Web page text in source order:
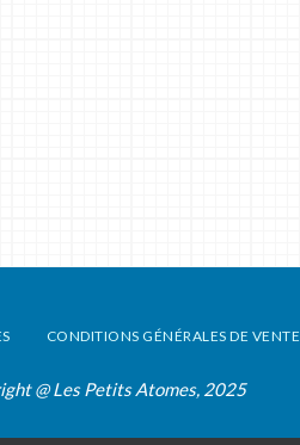
CONDITIONS GÉNÉRALES DE VENTE
@ Les Petits Atomes, 2025